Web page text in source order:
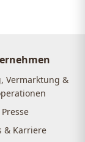
Vermarktung &
Presse
& Karriere